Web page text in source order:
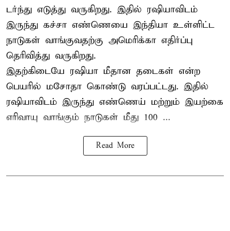
டர்ந்து எடுத்து வருகிறது. இதில் ரஷியாவிடம்
இருந்து கச்சா எண்ணெயை இந்தியா உள்ளிட்ட
நாடுகள் வாங்குவதற்கு அமெரிக்கா எதிர்ப்பு
தெரிவித்து வருகிறது.
இதற்கிடையே ரஷியா மீதான தடைகள் என்ற
பெயரில் மசோதா கொண்டு வரப்பட்டது. இதில்
ரஷியாவிடம் இருந்து எண்ணெய் மற்றும் இயற்கை
எரிவாயு வாங்கும் நாடுகள் மீது 100 ...
Read More